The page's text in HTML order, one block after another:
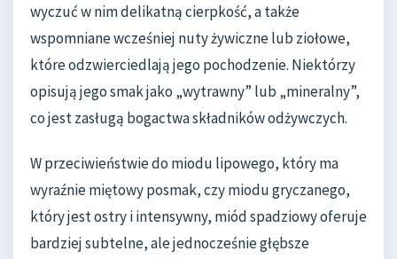
wyczuć w nim delikatną cierpkość, a także
wspomniane wcześniej nuty żywiczne lub ziołowe,
które odzwierciedlają jego pochodzenie. Niektórzy
opisują jego smak jako „wytrawny” lub „mineralny”,
co jest zasługą bogactwa składników odżywczych.
W przeciwieństwie do miodu lipowego, który ma
wyraźnie miętowy posmak, czy miodu gryczanego,
który jest ostry i intensywny, miód spadziowy oferuje
bardziej subtelne, ale jednocześnie głębsze